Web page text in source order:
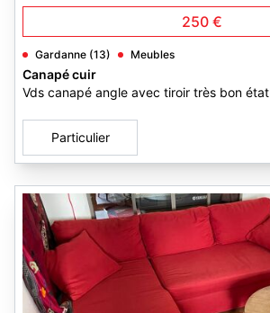
250 €
Gardanne (13) Meubles
Canapé cuir
Vds canapé angle avec tiroir très bon état
Particulier